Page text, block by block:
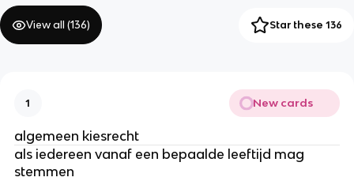
View all (136) Star these 136
1 New cards
algemeen kiesrecht
als iedereen vanaf een bepaalde leeftijd mag
stemmen